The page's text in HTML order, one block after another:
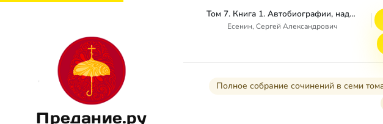
Предание.ру
Том 7. Книга 1. Автобиографии, надписи и др
Есенин, Сергей Александрович
Полное собрание сочинений в семи